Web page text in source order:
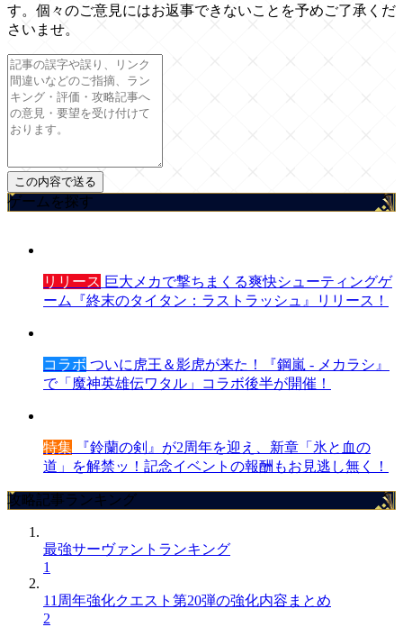
す。個々のご意見にはお返事できないことを予めご了承くだ
さいませ。
ゲームを探す
リリース 巨大メカで撃ちまくる爽快シューティングゲ
ーム『終末のタイタン：ラストラッシュ』リリース！
コラボ ついに虎王＆影虎が来た！『鋼嵐 - メカラシ』
で「魔神英雄伝ワタル」コラボ後半が開催！
特集 『鈴蘭の剣』が2周年を迎え、新章「氷と血の
道」を解禁ッ！記念イベントの報酬もお見逃し無く！
攻略記事ランキング
最強サーヴァントランキング
1
11周年強化クエスト第20弾の強化内容まとめ
2